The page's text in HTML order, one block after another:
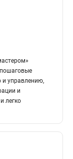
и управлению,
и
легко